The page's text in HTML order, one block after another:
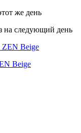
же день
на следующий день
Beige